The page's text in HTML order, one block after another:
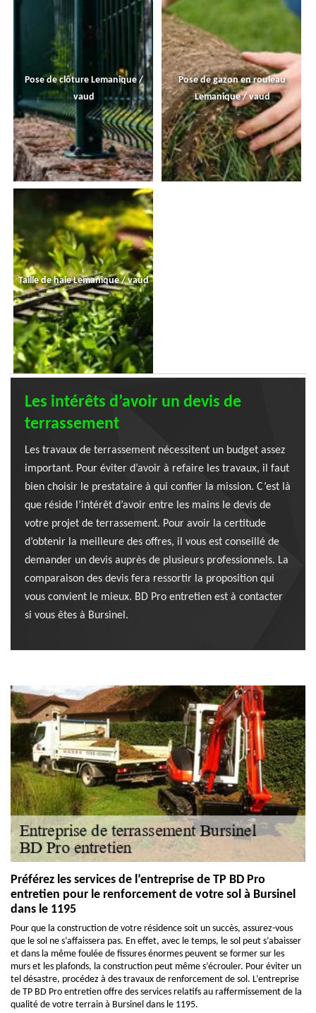
Pose de clôture Lemanique /
vaud
Pose de gazon en rouleau
Lemanique / vaud
Taille de haie Lemanique / vaud
Les intérêts d’avoir un devis de
terrassement
Les travaux de terrassement nécessitent un budget assez
important. Pour éviter d’avoir à refaire les travaux, il faut
bien choisir le prestataire à qui confier la mission. C’est là
que réside l’intérêt d’avoir entre les mains le devis de
votre projet de terrassement. Pour avoir la certitude
d’obtenir la meilleure des offres, il vous est conseillé de
demander un devis auprès de plusieurs professionnels. La
comparaison des devis fera ressortir la proposition qui
vous convient le mieux. BD Pro entretien est à contacter
si vous êtes à Bursinel.
Préférez les services de l’entreprise de TP BD Pro
entretien pour le renforcement de votre sol à Bursinel
dans le 1195
Pour que la construction de votre résidence soit un succès, assurez-vous
que le sol ne s’affaissera pas. En effet, avec le temps, le sol peut s’abaisser
et dans la même foulée de fissures énormes peuvent se former sur les
murs et les plafonds, la construction peut même s’écrouler. Pour éviter un
tel désastre, procédez à des travaux de renforcement de sol. L’entreprise
de TP BD Pro entretien offre des services relatifs au raffermissement de la
qualité de votre terrain à Bursinel dans le 1195.